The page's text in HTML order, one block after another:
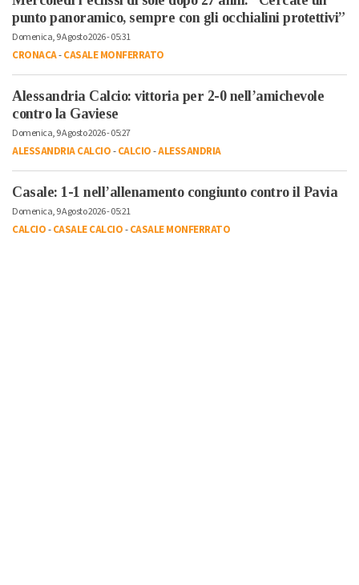
punto panoramico, sempre con gli occhialini protettivi”
Domenica, 9 Agosto 2026 - 05:31
CRONACA-CASALE MONFERRATO
Alessandria Calcio: vittoria per 2-0 nell’amichevole
contro la Gaviese
Domenica, 9 Agosto 2026 - 05:27
ALESSANDRIA CALCIO-CALCIO-ALESSANDRIA
Casale: 1-1 nell’allenamento congiunto contro il Pavia
Domenica, 9 Agosto 2026 - 05:21
CALCIO-CASALE CALCIO-CASALE MONFERRATO